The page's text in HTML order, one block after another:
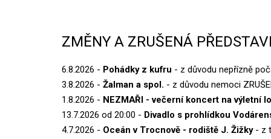
ZMĚNY A ZRUŠENÁ
6.8.2026 - Pohádky z kufru - z důvodu nepřízně
3.8.2026 - Žalman a spol. - z důvodu nemoci
1.8.2026 - NEZMAŘI - večerní koncert na výletní
13.7.2026 od 20:00 - Divadlo s prohlídkou
4.7.2026 - Oceán v Trocnově - rodiště J. Žižky- z